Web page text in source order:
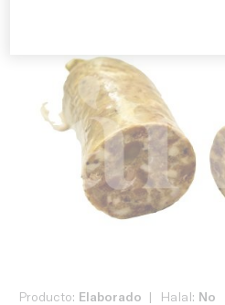
Producto: Elaborado Halal: No